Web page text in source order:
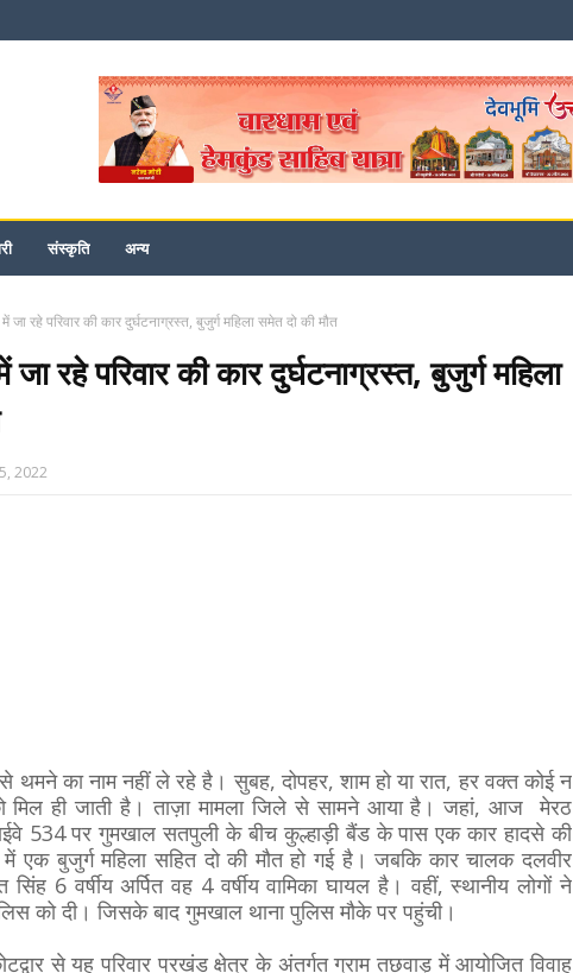
संस्कृति अन्य
में जा रहे परिवार की कार दुर्घटनाग्रस्त, बुजुर्ग महिला समेत दो की मौत
जा रहे परिवार की कार दुर्घटनाग्रस्त, बुजुर्ग महिला
2022
थमने का नाम नहीं ले रहे है। सुबह, दोपहर, शाम हो या रात, हर वक्त कोई न
मिल ही जाती है। ताज़ा मामला जिले से सामने आया है। जहां, आज मेरठ
534 पर गुमखाल सतपुली के बीच कुल्हाड़ी बैंड के पास एक कार हादसे की
में एक बुजुर्ग महिला सहित दो की मौत हो गई है। जबकि कार चालक दलवीर
6 वर्षीय अर्पित वह 4 वर्षीय वामिका घायल है। वहीं, स्थानीय लोगों ने
को दी। जिसके बाद गुमखाल थाना पुलिस मौके पर पहुंची।
से यह परिवार प्रखंड क्षेत्र के अंतर्गत ग्राम तछवाड़ में आयोजित विवाह